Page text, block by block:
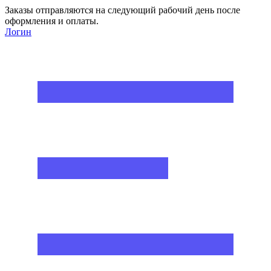
Заказы отправляются на следующий рабочий день после
оформления и оплаты.
Логин